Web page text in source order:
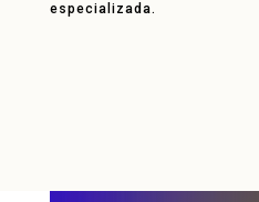
especializada.